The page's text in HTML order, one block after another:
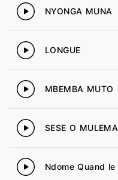
30 NYONGA MUNA
31 LONGUE
32 MBEMBA MUTO
33 SESE O MULEMA
34